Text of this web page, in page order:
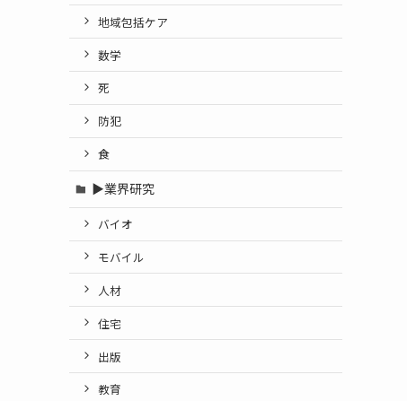
地域包括ケア
数学
死
防犯
食
▶業界研究
バイオ
モバイル
人材
住宅
出版
教育